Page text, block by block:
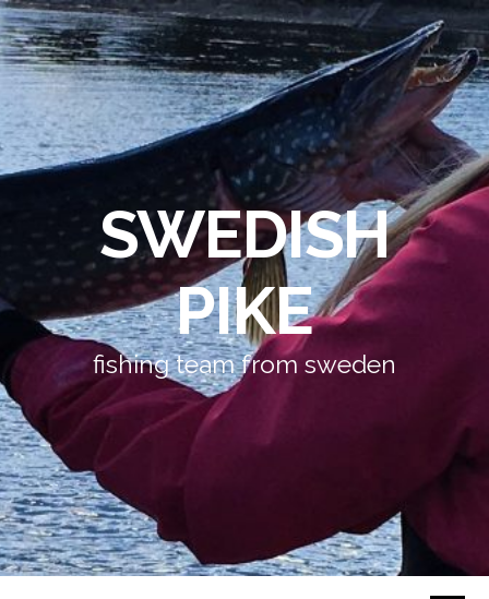
SWEDISH
PIKE
fishing team from sweden